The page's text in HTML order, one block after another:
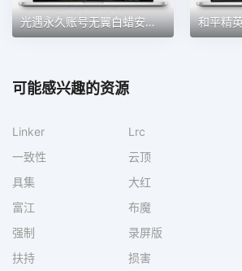
光遇永久账号无翼白蜡安卓官服便宜新手小号先祖复刻装扮低价账号
可能感兴趣的资源
Linker Lrc
一致性
云顶
具集
大红
富江
布魔
强制
录屏版
扶持
损害